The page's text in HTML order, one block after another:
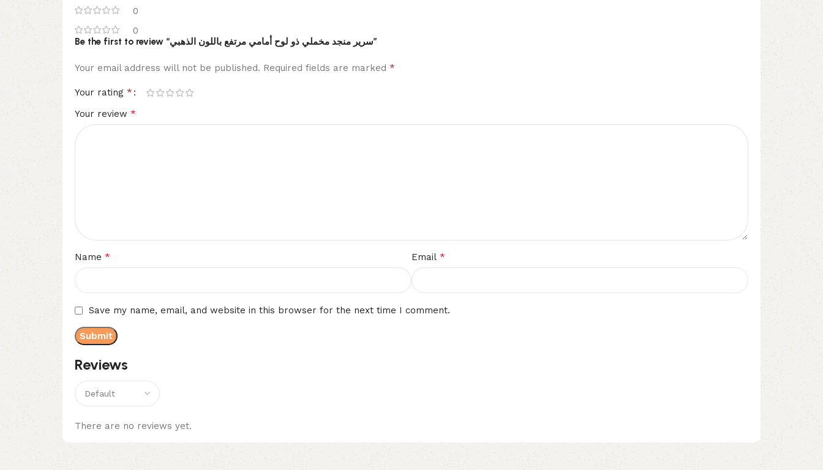
0
0
Reviews
There are no reviews yet.
Be the first to review “سرير منجد مخملي ذو لوح أمامي مرتفع باللون الذهبي”
Your email address will not be published. Required fields are marked *
Your rating *
Your review *
Name * Email *
Save my name, email, and website in this browser for the next time I comment.